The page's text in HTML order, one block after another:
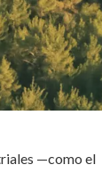
—como el